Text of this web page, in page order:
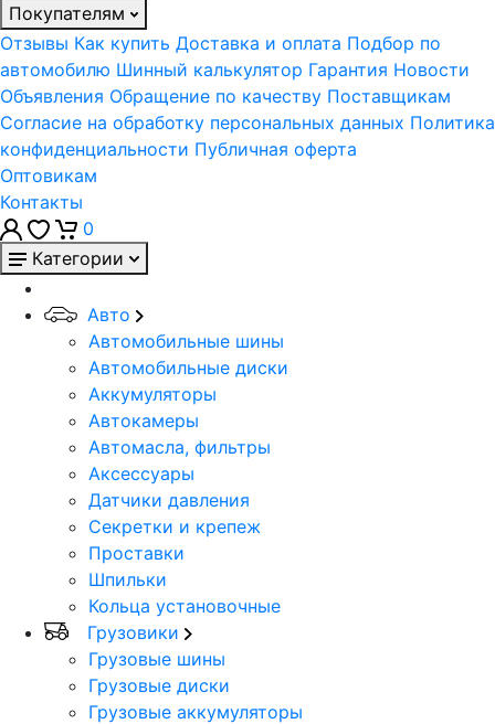
Покупателям
Отзывы Как купить Доставка и оплата Подбор по
автомобилю Шинный калькулятор Гарантия Новости
Объявления Обращение по качеству Поставщикам
Согласие на обработку персональных данных Политика
конфиденциальности Публичная оферта
Оптовикам
Контакты
0
Категории
Авто
Автомобильные шины
Автомобильные диски
Аккумуляторы
Автокамеры
Автомасла, фильтры
Аксессуары
Датчики давления
Секретки и крепеж
Проставки
Шпильки
Кольца установочные
Грузовики
Грузовые шины
Грузовые диски
Грузовые аккумуляторы